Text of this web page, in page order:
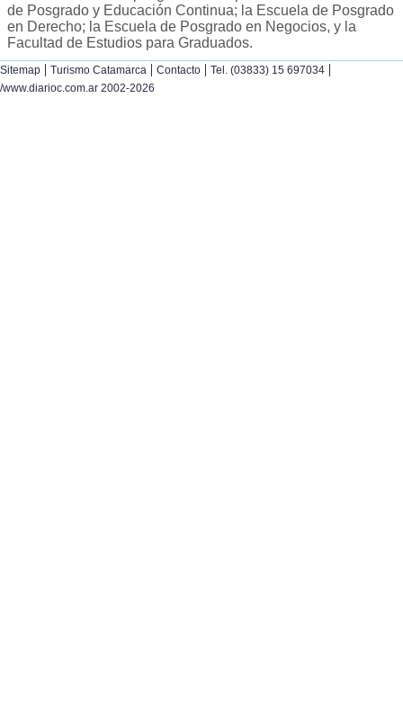
de Posgrado y Educación Continua; la Escuela de Posgrado
en Derecho; la Escuela de Posgrado en Negocios, y la
Facultad de Estudios para Graduados.
Sitemap | Turismo Catamarca | Contacto | Tel. (03833) 15 697034 |
/www.diarioc.com.ar 2002-2026